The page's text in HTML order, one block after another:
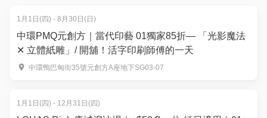
1月1日(四) - 8月30日(日)
中環PMQ元創方｜當代印藝 01獨家85折— 「光影魔法
✕ 立體紙雕」/ 開舖！活字印刷師傅的一天
中環鴨巴甸街35號元創方A座地下SG03-07
1月1日(四) - 12月31日(四)